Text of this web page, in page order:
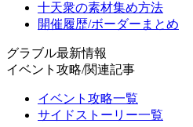
十天衆の素材集め方法
開催履歴/ボーダーまとめ
グラブル最新情報
イベント攻略/関連記事
イベント攻略一覧
サイドストーリー一覧